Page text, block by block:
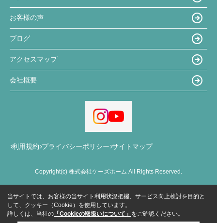
お客様の声
ブログ
アクセスマップ
会社概要
利用規約 プライバシーポリシー サイトマップ
Copyright(c) 株式会社ケーズホーム All Rights Reserved.
当サイトでは、お客様の当サイト利用状況把握、サービス向上検討を目的と
して、クッキー（Cookie）を使用しています。
詳しくは、当社の 「Cookieの取扱いについて」 をご確認ください。